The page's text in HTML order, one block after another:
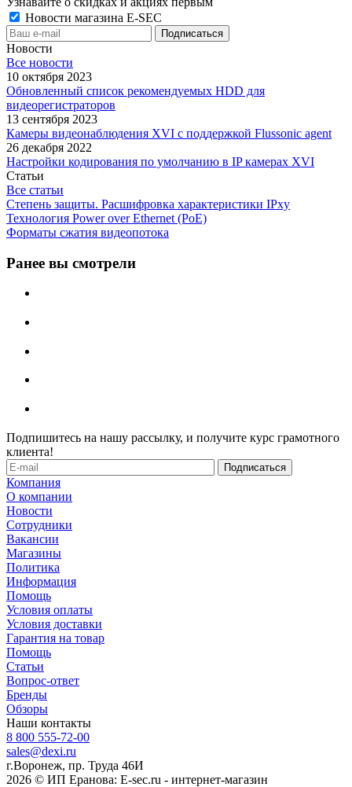
Новости магазина E-SEC
Новости
Все новости
10 октября 2023
Обновленный список рекомендуемых HDD для
видеорегистраторов
13 сентября 2023
Камеры видеонаблюдения XVI с поддержкой Flussonic agent
26 декабря 2022
Настройки кодирования по умолчанию в IP камерах XVI
Статьи
Все статьи
Степень защиты. Расшифровка характеристики IPxу
Технология Power over Ethernet (PoE)
Форматы сжатия видеопотока
Ранее вы смотрели
Подпишитесь на нашу рассылку, и получите курс грамотного
клиента!
Компания
О компании
Новости
Сотрудники
Вакансии
Магазины
Политика
Информация
Помощь
Условия оплаты
Условия доставки
Гарантия на товар
Помощь
Статьи
Вопрос-ответ
Бренды
Обзоры
Наши контакты
8 800 555-72-00
sales@dexi.ru
г.Воронеж, пр. Труда 46И
2026 © ИП Еранова: E-sec.ru - интернет-магазин